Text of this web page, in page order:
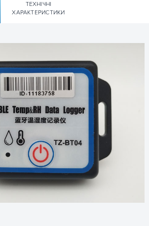
ТЕХНІЧНІ
ХАРАКТЕРИСТИКИ
Tzone TZ-BT04B
2.400...2.4835
Bluetooth 4.0
GFSK
2 секунды, настраивается
550 мА*ч/3В